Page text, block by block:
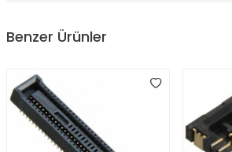
Benzer Ürünler